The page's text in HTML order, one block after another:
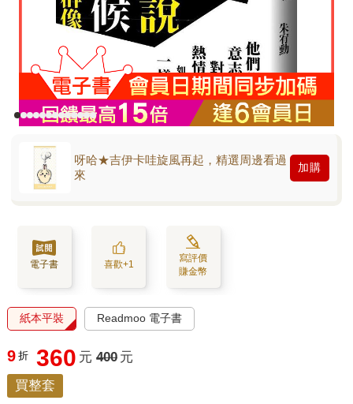
呀哈★吉伊卡哇旋風再起，精選周邊看過
來
加購
電子書 喜歡+1
寫評價
賺金幣
紙本平裝 Readmoo 電子書
9 折 360 元 400 元
買整套